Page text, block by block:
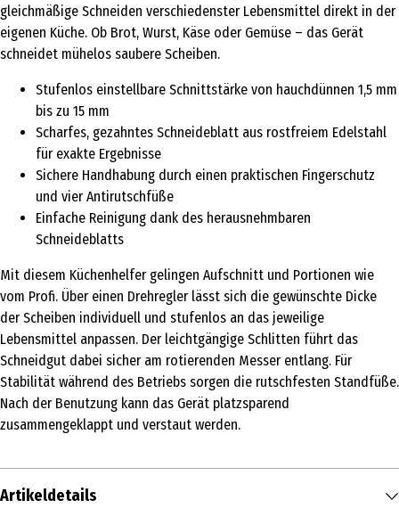
gleichmäßige Schneiden verschiedenster Lebensmittel direkt in der
eigenen Küche. Ob Brot, Wurst, Käse oder Gemüse – das Gerät
schneidet mühelos saubere Scheiben.
Stufenlos einstellbare Schnittstärke von hauchdünnen 1,5 mm
bis zu 15 mm
Scharfes, gezahntes Schneideblatt aus rostfreiem Edelstahl
für exakte Ergebnisse
Sichere Handhabung durch einen praktischen Fingerschutz
und vier Antirutschfüße
Einfache Reinigung dank des herausnehmbaren
Schneideblatts
Mit diesem Küchenhelfer gelingen Aufschnitt und Portionen wie
vom Profi. Über einen Drehregler lässt sich die gewünschte Dicke
der Scheiben individuell und stufenlos an das jeweilige
Lebensmittel anpassen. Der leichtgängige Schlitten führt das
Schneidgut dabei sicher am rotierenden Messer entlang. Für
Stabilität während des Betriebs sorgen die rutschfesten Standfüße.
Nach der Benutzung kann das Gerät platzsparend
zusammengeklappt und verstaut werden.
Artikeldetails